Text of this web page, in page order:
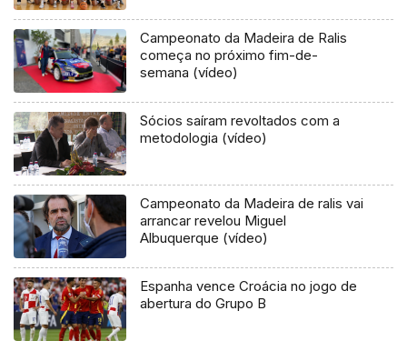
Campeonato da Madeira de Ralis
começa no próximo fim-de-
semana (vídeo)
Sócios saíram revoltados com a
metodologia (vídeo)
Campeonato da Madeira de ralis vai
arrancar revelou Miguel
Albuquerque (vídeo)
Espanha vence Croácia no jogo de
abertura do Grupo B